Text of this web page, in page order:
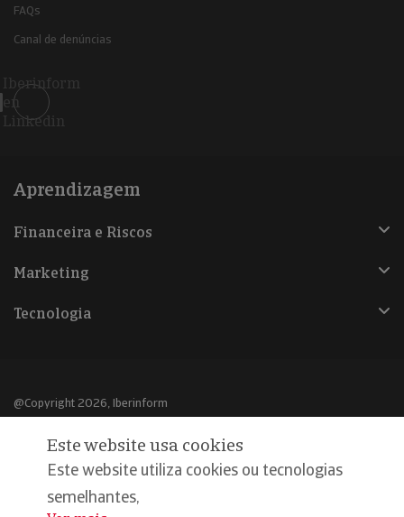
FAQs
Canal de denúncias
Iberinform
en
Linkedin
Aprendizagem
Financeira e Riscos
Marketing
Tecnologia
@Copyright 2026, Iberinform
Aviso legal
Política de cookies
Declaração de privacidade
Este website usa cookies
Este website utiliza cookies ou tecnologias
semelhantes,